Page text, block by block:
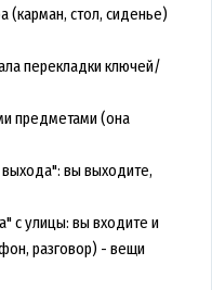
(карман, стол, сиденье)
перекладки ключей/
предметами (она
выхода": вы выходите,
с улицы: вы входите и
разговор) - вещи